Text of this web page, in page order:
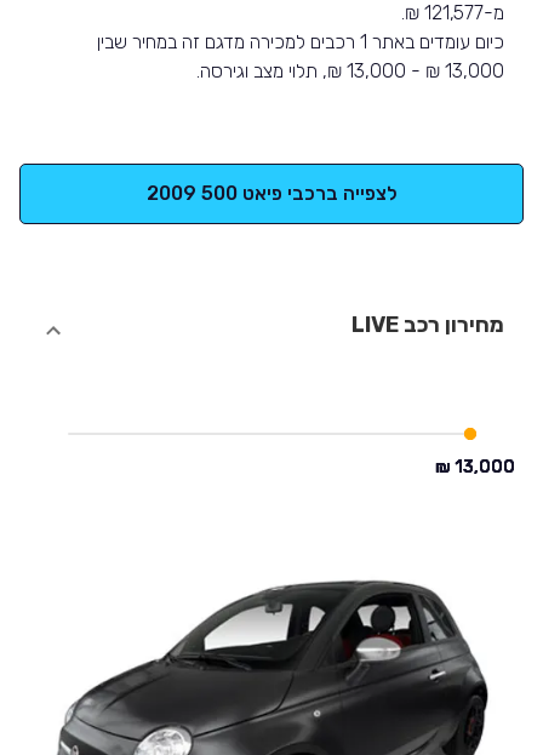
מ-121,577 ₪.
כיום עומדים באתר 1 רכבים למכירה מדגם זה במחיר שבין
13,000 ₪ - 13,000 ₪, תלוי מצב וגירסה.
לצפייה ברכבי פיאט 500 2009
מחירון רכב LIVE